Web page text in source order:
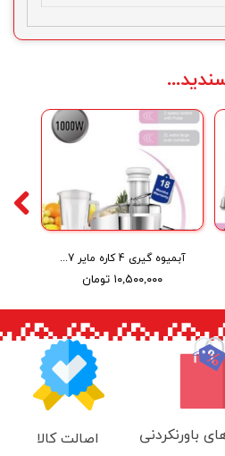
آبمیوه گیری 4 کاره مایر Maier juicer and blender MR-7337
۱۰,۵۰۰,۰۰۰ تومان
اصالت کالا باورنکردنی